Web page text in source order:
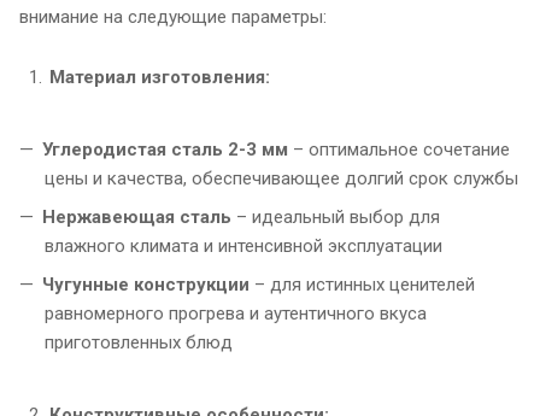
внимание на следующие параметры:
Материал изготовления:
Углеродистая сталь 2-3 мм – оптимальное сочетание
цены и качества, обеспечивающее долгий срок службы
Нержавеющая сталь – идеальный выбор для
влажного климата и интенсивной эксплуатации
Чугунные конструкции – для истинных ценителей
равномерного прогрева и аутентичного вкуса
приготовленных блюд